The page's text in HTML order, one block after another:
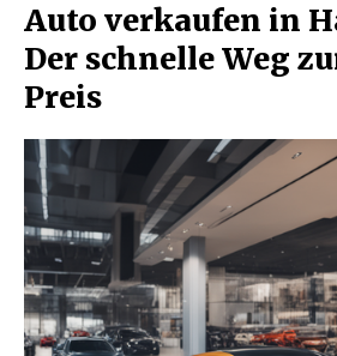
Auto verkaufen in
Der schnelle Weg
Preis